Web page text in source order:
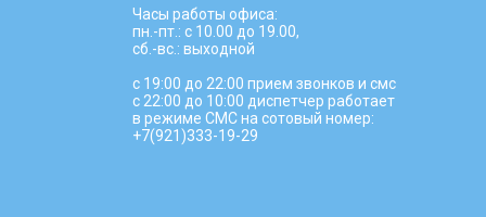
Часы работы офиса:
пн.-пт.: с 10.00 до 19.00,
сб.-вс.: выходной
с 19:00 до 22:00 прием звонков и смс
с 22:00 до 10:00 диспетчер работает
в режиме СМС на сотовый номер:
+7(921)333-19-29